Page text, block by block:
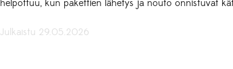
helpottuu, kun pakettien lähetys ja nouto onnistuvat
Julkaistu 29.05.2026